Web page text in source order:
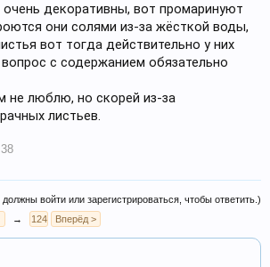
декоративны, вот промаринуют
они солями из-за жёсткой воды,
вот тогда действительно у них
с содержанием обязательно
не люблю, но скорей из-за
листьев.
войти или зарегистрироваться, чтобы ответить.)
→ 124 Вперёд >